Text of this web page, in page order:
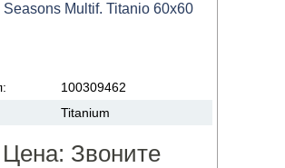
Seasons Multif. Titanio 60x60
100309462
Titanium
Цена: Звоните